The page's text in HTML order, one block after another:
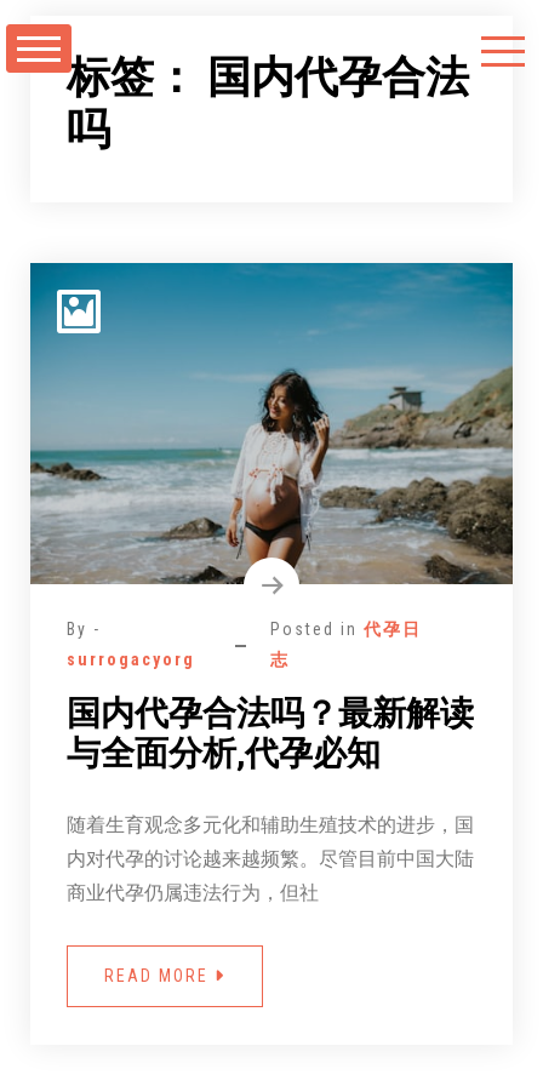
至
标签：
国内代孕合法
吗
By -
surrogacyorg
Posted in代孕日
志
国内代孕合法吗？最新解读
与全面分析,代孕必知
随着生育观念多元化和辅助生殖技术的进步，国
内对代孕的讨论越来越频繁。尽管目前中国大陆
商业代孕仍属违法行为，但社
READ MORE